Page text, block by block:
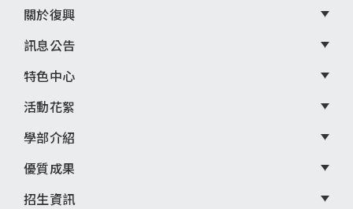
頁
尾
選
單
關於復興
訊息公告
特色中心
活動花絮
學部介紹
優質成果
招生資訊